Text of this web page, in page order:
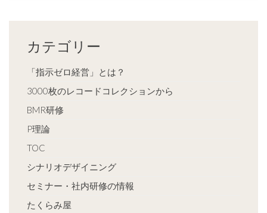
カテゴリー
「指示ゼロ経営」とは？
3000枚のレコードコレクションから
BMR研修
P理論
TOC
シナリオデザイニング
セミナー・社内研修の情報
たくらみ屋